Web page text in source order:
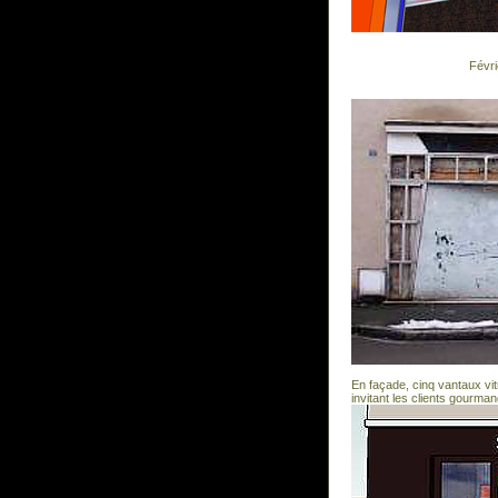
En façade, cinq vantaux
invitant les clients